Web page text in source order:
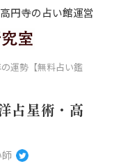
円寺の占い館運営
運勢【無料占い鑑
占星術・高